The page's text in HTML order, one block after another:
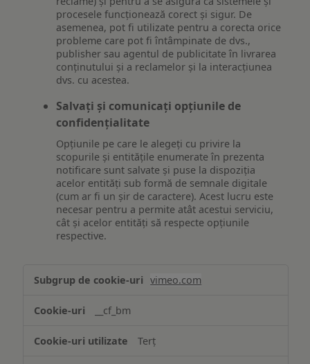
procesele funcționează corect și sigur. De
asemenea, pot fi utilizate pentru a corecta orice
probleme care pot fi întâmpinate de dvs.,
publisher sau agentul de publicitate în livrarea
conținutului și a reclamelor și la interacțiunea
dvs. cu acestea.
Salvați și comunicați opțiunile de
confidențialitate
Opțiunile pe care le alegeți cu privire la
scopurile și entitățile enumerate în prezenta
notificare sunt salvate și puse la dispoziția
acelor entități sub formă de semnale digitale
(cum ar fi un șir de caractere). Acest lucru este
necesar pentru a permite atât acestui serviciu,
cât și acelor entități să respecte opțiunile
respective.
Asigurarea
funcționalităților
website-
ului
vimeo.com
__cf_bm
Terț